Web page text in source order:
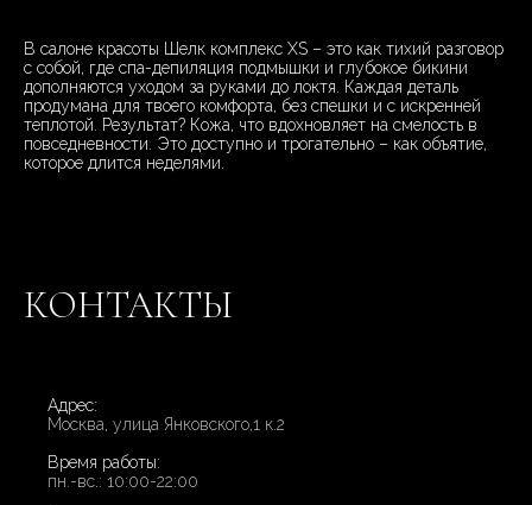
В салоне красоты Шелк комплекс XS – это как тихий разговор
с собой, где спа-депиляция подмышки и глубокое бикини
дополняются уходом за руками до локтя. Каждая деталь
продумана для твоего комфорта, без спешки и с искренней
теплотой. Результат? Кожа, что вдохновляет на смелость в
повседневности. Это доступно и трогательно – как объятие,
которое длится неделями.
КОНТАКТЫ
Адрес:
Москва, улица Янковского,1 к.2
Время работы:
пн.-вс.: 10:00-22:00